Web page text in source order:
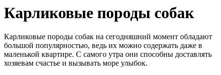
Карликовые породы собак
Карликовые породы собак на сегодняшний момент обладают
большой популярностью, ведь их можно содержать даже в
маленькой квартире. С самого утра они способны доставлять
хозяевам счастье и вызывать море улыбок.